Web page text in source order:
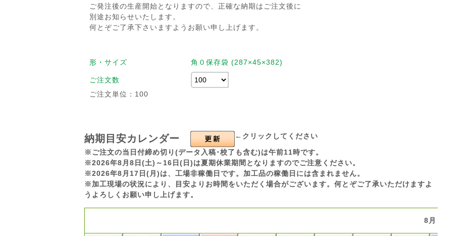
ご発注後の生産開始となりますので、正確な納期はご注文後に
別途お知らせいたします。
何とぞご了承下さいますようお願い申し上げます。
形・サイズ 角０保存袋 (287×45×382)
ご注文数
ご注文単位：100
納期目安カレンダー
←クリックしてください
※ご注文の当日付締め切り(データ入稿･校了も含む)は午前11時です。
※2026年8月8日(土)～16日(日)は夏期休業期間となりますのでご注意ください。
※2026年8月17日(月)は、工場非稼働日です。加工品の稼働日には含まれません。
※加工現場の状況により、目安よりお時間をいただく場合がございます。何とぞご了承いただけますよ
うよろしくお願い申し上げます。
8月